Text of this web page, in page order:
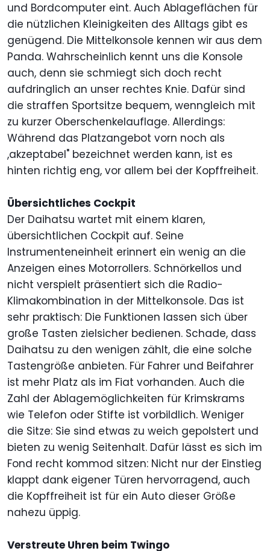
und Bordcomputer eint. Auch Ablageflächen für
die nützlichen Kleinigkeiten des Alltags gibt es
genügend. Die Mittelkonsole kennen wir aus dem
Panda. Wahrscheinlich kennt uns die Konsole
auch, denn sie schmiegt sich doch recht
aufdringlich an unser rechtes Knie. Dafür sind
die straffen Sportsitze bequem, wenngleich mit
zu kurzer Oberschenkelauflage. Allerdings:
Während das Platzangebot vorn noch als
,akzeptabel" bezeichnet werden kann, ist es
hinten richtig eng, vor allem bei der Kopffreiheit.
Übersichtliches Cockpit
Der Daihatsu wartet mit einem klaren,
übersichtlichen Cockpit auf. Seine
Instrumenteneinheit erinnert ein wenig an die
Anzeigen eines Motorrollers. Schnörkellos und
nicht verspielt präsentiert sich die Radio-
Klimakombination in der Mittelkonsole. Das ist
sehr praktisch: Die Funktionen lassen sich über
große Tasten zielsicher bedienen. Schade, dass
Daihatsu zu den wenigen zählt, die eine solche
Tastengröße anbieten. Für Fahrer und Beifahrer
ist mehr Platz als im Fiat vorhanden. Auch die
Zahl der Ablagemöglichkeiten für Krimskrams
wie Telefon oder Stifte ist vorbildlich. Weniger
die Sitze: Sie sind etwas zu weich gepolstert und
bieten zu wenig Seitenhalt. Dafür lässt es sich im
Fond recht kommod sitzen: Nicht nur der Einstieg
klappt dank eigener Türen hervorragend, auch
die Kopffreiheit ist für ein Auto dieser Größe
nahezu üppig.
Verstreute Uhren beim Twingo